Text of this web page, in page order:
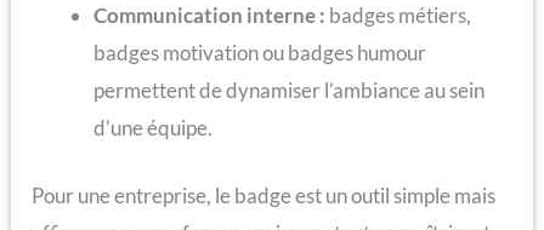
Communication interne : badges métiers,
badges motivation ou badges humour
permettent de dynamiser l’ambiance au sein
d’une équipe.
Pour une entreprise, le badge est un outil simple mais